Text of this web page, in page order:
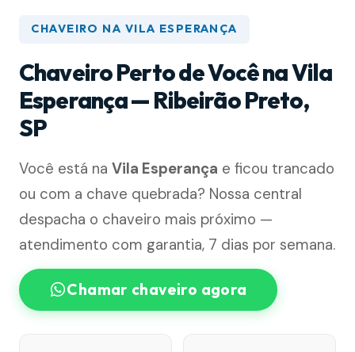
CHAVEIRO NA VILA ESPERANÇA
Chaveiro Perto de Você na Vila
Esperança — Ribeirão Preto,
SP
Você está na Vila Esperança e ficou trancado
ou com a chave quebrada? Nossa central
despacha o chaveiro mais próximo —
atendimento com garantia, 7 dias por semana.
Chamar chaveiro agora